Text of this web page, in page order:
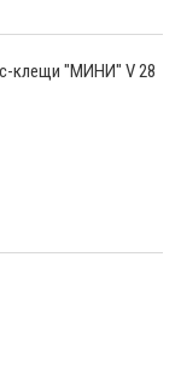
клещи "МИНИ" V 28